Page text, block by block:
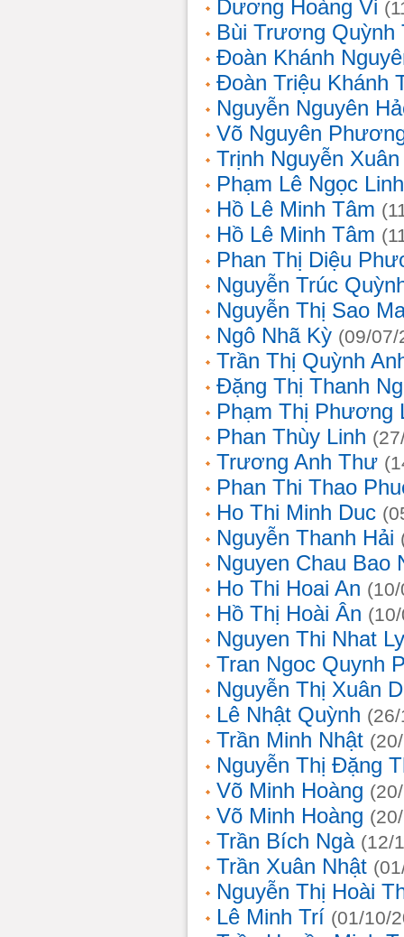
Dương Hoàng Vi
Bùi Trương Quỳnh
Đoàn Khánh
Đoàn Triệu Khánh
Nguyễn Nguyên
Võ Nguyên
Trịnh Nguyễn
Phạm Lê Ngọc Linh
Hồ Lê Minh Tâm
Hồ Lê Minh Tâm
Phan Thị Diệu
Nguyễn Trúc
Nguyễn Thị Sao
Ngô Nhã Kỳ (09/07/
Trần Thị Quỳnh
Đặng Thị Thanh
Phạm Thị Phương
Phan Thùy Linh
Trương Anh Thư
Phan Thi Thao
Ho Thi Minh Duc
Nguyễn Thanh Hải
Nguyen Chau Bao
Ho Thi Hoai An
Hồ Thị Hoài Ân
Nguyen Thi Nhat Ly
Tran Ngoc Quynh
Nguyễn Thị Xuân
Lê Nhật Quỳnh
Trần Minh Nhật
Nguyễn Thị Đặng
Võ Minh Hoàng
Võ Minh Hoàng
Trần Bích Ngà (12/
Trần Xuân Nhật
Nguyễn Thị Hoài
Lê Minh Trí (01/10/